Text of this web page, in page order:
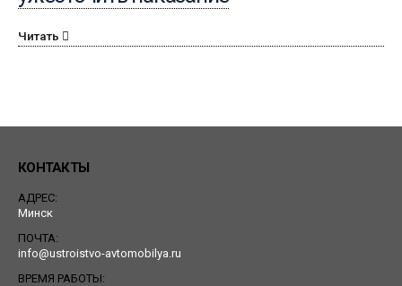
Читать
КОНТАКТЫ
АДРЕС:
Минск
ПОЧТА:
info@ustroistvo-avtomobilya.ru
ВРЕМЯ РАБОТЫ: